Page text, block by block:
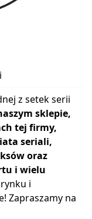
z setek serii
sklepie,
tej firmy,
seriali,
oraz
i wielu
i
Zapraszamy na